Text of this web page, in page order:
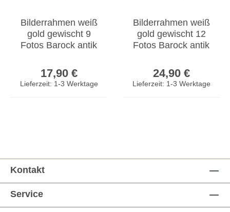
Bilderrahmen weiß
gold gewischt 9
Fotos Barock antik
17,90 €
Lieferzeit: 1-3 Werktage
Bilderrahmen weiß
gold gewischt 12
Fotos Barock antik
24,90 €
Lieferzeit: 1-3 Werktage
Kontakt
Service